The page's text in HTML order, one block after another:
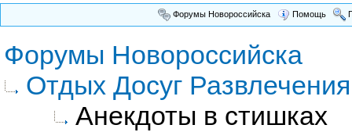
Форумы Новороссийска Помощь
Форумы Новороссийска
Отдых Досуг Развлечения
Анекдоты в стишках